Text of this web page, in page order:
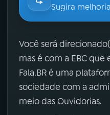
Sugira
Você será
mas é com a EBC que
Fala.BR é uma
sociedade com a
meio das Ouvidorias.